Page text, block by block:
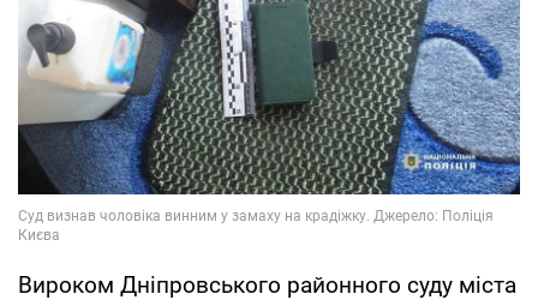
Вироком Дніпровського районного суду міста